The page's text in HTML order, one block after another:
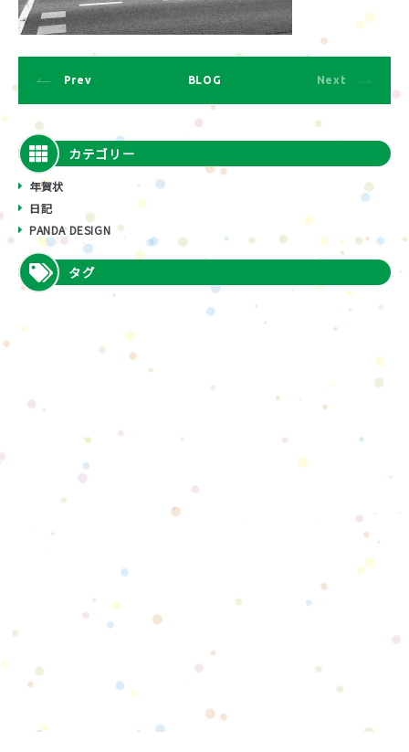
Prev BLOG Next
カテゴリー
年賀状
日記
PANDA DESIGN
タグ